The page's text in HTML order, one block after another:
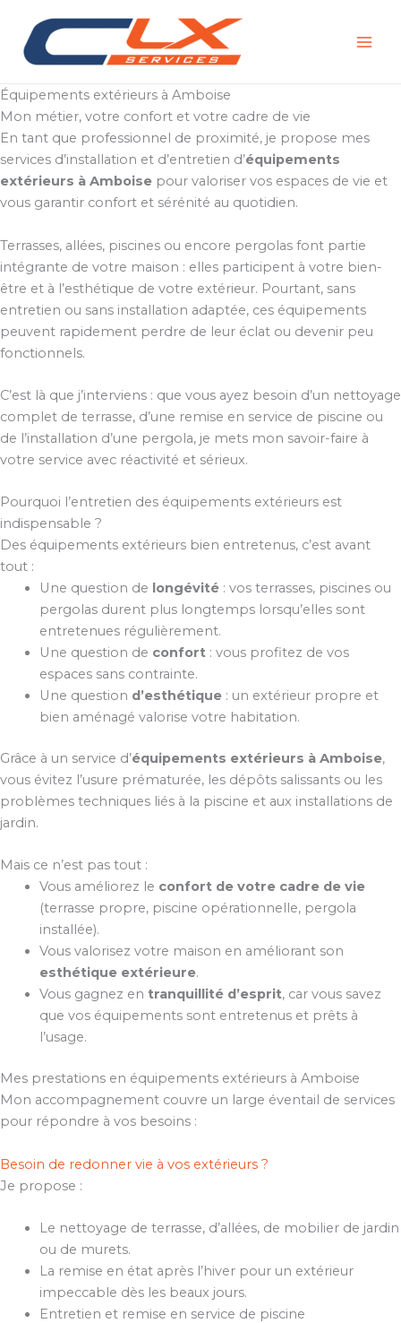
contenu
Équipements extérieurs à Amboise
Mon métier, votre confort et votre cadre de vie
En tant que professionnel de proximité, je propose mes
services d’installation et d’entretien d’équipements
extérieurs à Amboise pour valoriser vos espaces de vie et
vous garantir confort et sérénité au quotidien.
Terrasses, allées, piscines ou encore pergolas font partie
intégrante de votre maison : elles participent à votre bien-
être et à l’esthétique de votre extérieur. Pourtant, sans
entretien ou sans installation adaptée, ces équipements
peuvent rapidement perdre de leur éclat ou devenir peu
fonctionnels.
C’est là que j’interviens : que vous ayez besoin d’un nettoyage
complet de terrasse, d’une remise en service de piscine ou
de l’installation d’une pergola, je mets mon savoir-faire à
votre service avec réactivité et sérieux.
Pourquoi l’entretien des équipements extérieurs est
indispensable ?
Des équipements extérieurs bien entretenus, c’est avant
tout :
Une question de longévité: vos terrasses, piscines ou
pergolas durent plus longtemps lorsqu’elles sont
entretenues régulièrement.
Une question de confort: vous profitez de vos
espaces sans contrainte.
Une question d’esthétique: un extérieur propre et
bien aménagé valorise votre habitation.
Grâce à un service d’équipements extérieurs à Amboise,
vous évitez l’usure prématurée, les dépôts salissants ou les
problèmes techniques liés à la piscine et aux installations de
jardin.
Mais ce n’est pas tout :
Vous améliorez le confort de votre cadre de vie
(terrasse propre, piscine opérationnelle, pergola
installée).
Vous valorisez votre maison en améliorant son
esthétique extérieure.
Vous gagnez en tranquillité d’esprit, car vous savez
que vos équipements sont entretenus et prêts à
l’usage.
Mes prestations en équipements extérieurs à Amboise
Mon accompagnement couvre un large éventail de services
pour répondre à vos besoins :
Besoin de redonner vie à vos extérieurs ?
Je propose :
Le nettoyage de terrasse, d’allées, de mobilier de jardin
ou de murets.
La remise en état après l’hiver pour un extérieur
impeccable dès les beaux jours.
Entretien et remise en service de piscine